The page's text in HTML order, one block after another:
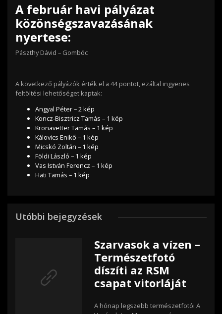
A február havi pályázat
közönségszavazásának
nyertese:
Pászthy Dávid – Gombóc
A következő pályázók érték el a 44 pontot, ezáltal ingyenes
feltöltési lehetőséget kaptak:
Angyal Péter – 2 kép
Koncz-Bisztricz Tamás – 1 kép
Kronavetter Tamás – 1 kép
Kálovics Enikő – 1 kép
Micskó Zoltán – 1 kép
Földi László – 1 kép
Vas István Ferencz – 1 kép
Hati Tamás – 1 kép
Utóbbi bejegyzések
Szarvasok a vízen –
Természetfotó
díszíti az RSM
csapat vitorláját
A hónap legszebb természetfotói A